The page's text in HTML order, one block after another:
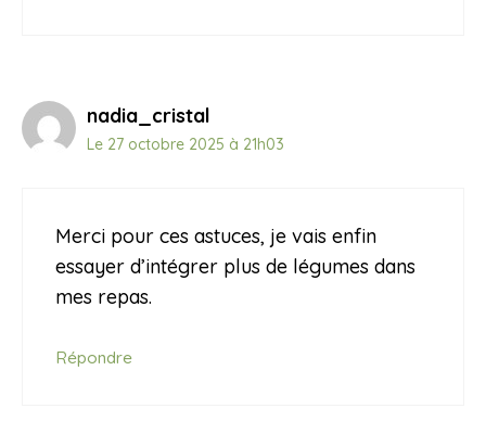
nadia_cristal
Le 27 octobre 2025 à 21h03
Merci pour ces astuces, je vais enfin
essayer d’intégrer plus de légumes dans
mes repas.
Répondre